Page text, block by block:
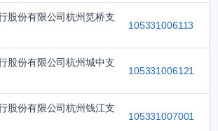
股份有限公司杭州笕桥支
105331006113
股份有限公司杭州城中支
105331006121
股份有限公司杭州钱江支
105331007001